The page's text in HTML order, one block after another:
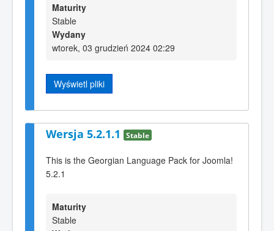
Maturity
Stable
Wydany
wtorek, 03 grudzień 2024 02:29
Wyświetl pliki
Wersja 5.2.1.1 Stable
This is the Georgian Language Pack for Joomla!
5.2.1
Maturity
Stable